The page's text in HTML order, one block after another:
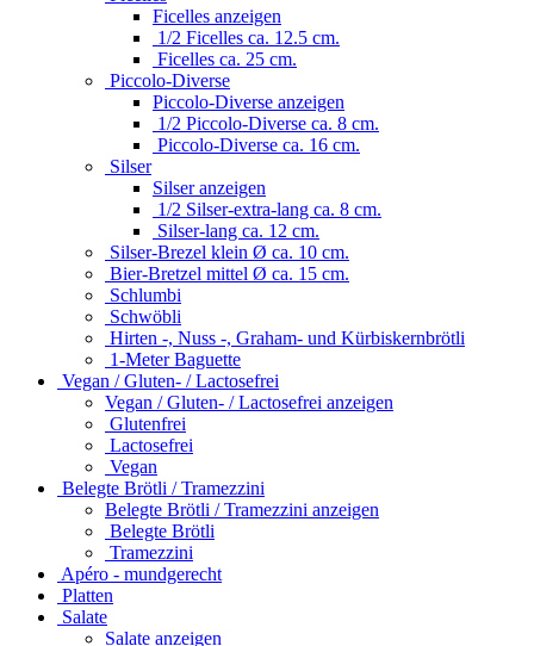
Ficelles anzeigen
1/2 Ficelles ca. 12.5 cm.
Ficelles ca. 25 cm.
Piccolo-Diverse
Piccolo-Diverse anzeigen
1/2 Piccolo-Diverse ca. 8 cm.
Piccolo-Diverse ca. 16 cm.
Silser
Silser anzeigen
1/2 Silser-extra-lang ca. 8 cm.
Silser-lang ca. 12 cm.
Silser-Brezel klein Ø ca. 10 cm.
Bier-Bretzel mittel Ø ca. 15 cm.
Schlumbi
Schwöbli
Hirten -, Nuss -, Graham- und Kürbiskernbrötli
1-Meter Baguette
Vegan / Gluten- / Lactosefrei
Vegan / Gluten- / Lactosefrei anzeigen
Glutenfrei
Lactosefrei
Vegan
Belegte Brötli / Tramezzini
Belegte Brötli / Tramezzini anzeigen
Belegte Brötli
Tramezzini
Apéro - mundgerecht
Platten
Salate
Salate anzeigen